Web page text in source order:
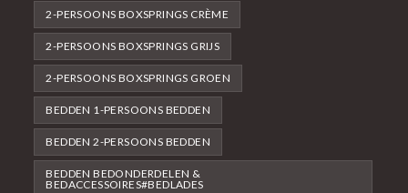
2-PERSOONS BOXSPRINGS CRÈME
2-PERSOONS BOXSPRINGS GRIJS
2-PERSOONS BOXSPRINGS GROEN
BEDDEN 1-PERSOONS BEDDEN
BEDDEN 2-PERSOONS BEDDEN
BEDDEN BEDONDERDELEN &
BEDACCESSOIRES#BEDLADES